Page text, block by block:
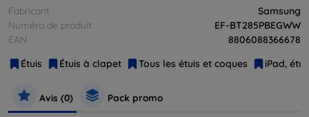
Fabricant
Samsung
Numéro de produit
EF-BT285PBEGWW
EAN
8806088366678
Étuis
Étuis à clapet Tous les étuis et coques iPad,
Avis (0) Pack promo